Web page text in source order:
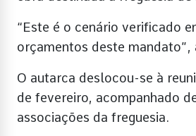
“Este é o cenário verificado
orçamentos deste mandato”,
O autarca deslocou-se à
de fevereiro, acompanhado
associações da freguesia.